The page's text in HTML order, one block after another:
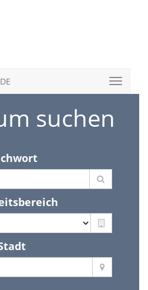
suchen